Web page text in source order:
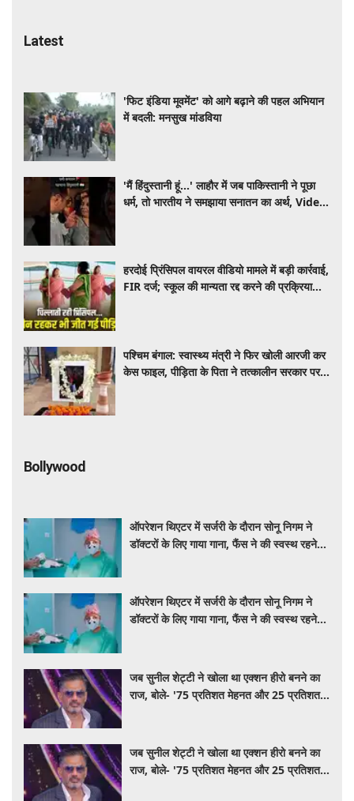
Latest
'फिट इंडिया मूवमेंट' को आगे बढ़ाने की पहल अभियान
में बदली: मनसुख मांडविया
'मैं हिंदुस्तानी हूं...' लाहौर में जब पाकिस्तानी ने पूछा
धर्म, तो भारतीय ने समझाया सनातन का अर्थ, Video
हरदोई प्रिंसिपल वायरल वीडियो मामले में बड़ी कार्रवाई,
FIR दर्ज; स्कूल की मान्यता रद्द करने की प्रक्रिया
पश्चिम बंगाल: स्वास्थ्य मंत्री ने फिर खोली आरजी कर
केस फाइल, पीड़िता के पिता ने तत्कालीन सरकार पर
Bollywood
ऑपरेशन थिएटर में सर्जरी के दौरान सोनू निगम ने
डॉक्टरों के लिए गाया गाना, फैंस ने की स्वस्थ रहने
ऑपरेशन थिएटर में सर्जरी के दौरान सोनू निगम ने
डॉक्टरों के लिए गाया गाना, फैंस ने की स्वस्थ रहने
जब सुनील शेट्टी ने खोला था एक्शन हीरो बनने का
राज, बोले- '75 प्रतिशत मेहनत और 25 प्रतिशत
जब सुनील शेट्टी ने खोला था एक्शन हीरो बनने का
राज, बोले- '75 प्रतिशत मेहनत और 25 प्रतिशत